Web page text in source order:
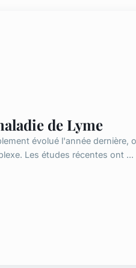
de Lyme
évolué l'année dernière,
Les études récentes ont ...